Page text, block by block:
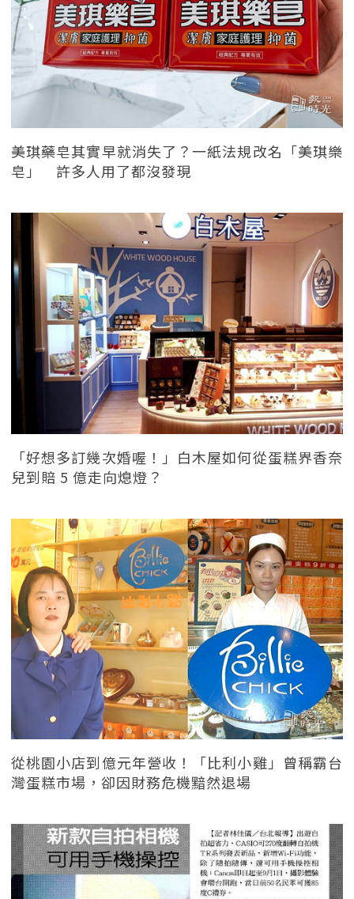
美琪藥皂其實早就消失了？一紙法規改名「美琪樂
皂」 許多人用了都沒發現
「好想多訂幾次婚喔！」白木屋如何從蛋糕界香奈
兒到賠 5 億走向熄燈？
從桃園小店到億元年營收！「比利小雞」曾稱霸台
灣蛋糕市場，卻因財務危機黯然退場